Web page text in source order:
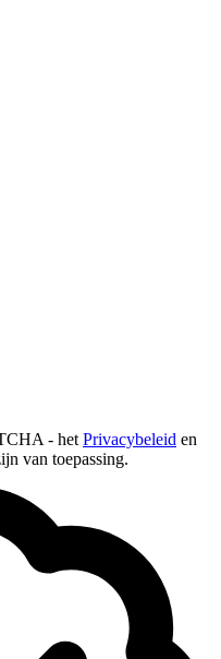
- het Privacybeleid en
van toepassing.